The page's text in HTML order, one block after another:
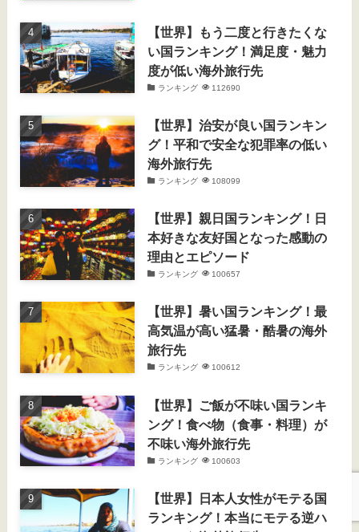
【世界】もう二度と行きたくな
い国ランキング！満足度・魅力
度が低い海外旅行先
ランキング 112690
【世界】治安が良い国ランキン
グ！平和で安全な犯罪率の低い
海外旅行先
ランキング 108099
【世界】親日国ランキング！日
本好きな友好国となった感動の
理由とエピソード
ランキング 100657
【世界】暑い国ランキング！最
高気温が高い猛暑・酷暑の海外
旅行先
ランキング 100612
【世界】ご飯が不味い国ランキ
ング！食べ物（食事・料理）が
不味い海外旅行先
ランキング 100603
【世界】日本人女性がモテる国
ランキング！本当にモテる逆ハ